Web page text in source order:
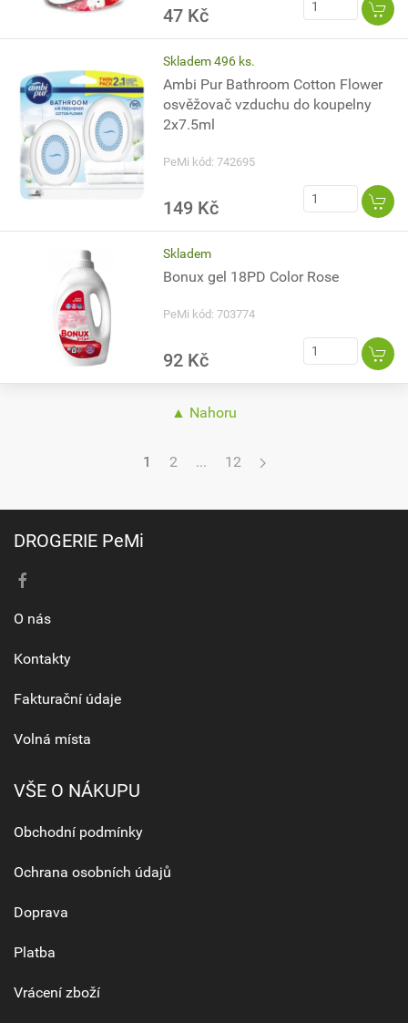
47 Kč
Skladem 496 ks.
Ambi Pur Bathroom Cotton Flower
osvěžovač vzduchu do koupelny
2x7.5ml
PeMi kód: 742695
149 Kč
Skladem
Bonux gel 18PD Color Rose
PeMi kód: 703774
92 Kč
▲ Nahoru
1 2 ... 12
DROGERIE PeMi
O nás
Kontakty
Fakturační údaje
Volná místa
VŠE O NÁKUPU
Obchodní podmínky
Ochrana osobních údajů
Doprava
Platba
Vrácení zboží